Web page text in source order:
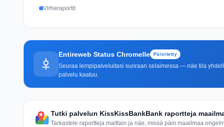
Virheraportit
Entireweb Status Chromelle Päivitetty
Seuraa lempipalveluitasi suoraan selaimessa — näe tila
palvelu kaatuu.
Tutki palvelun KissKissBankBank raportteja
Tarkastele raportteja maittain ja näe, missä päin maailmaa